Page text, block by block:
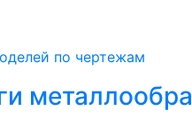
по чертежам